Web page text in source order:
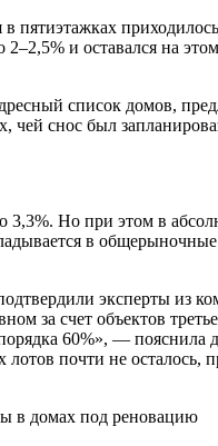
2–2,5% и оставался на
список домов,
чей снос был
3,3%. Но при этом в
в
эксперты из
за счет объектов
60%», —
почти не осталось,
в домах под реновацию